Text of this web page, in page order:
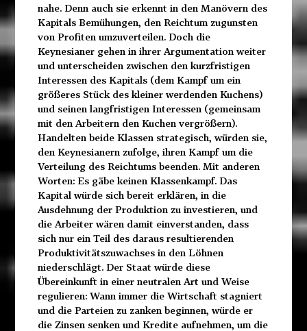
nahe. Denn auch sie erkennt in den Manövern des
Kapitals Bemühungen, den Reichtum zugunsten
von Profiten umzuverteilen. Doch die
Keynesianer gehen in ihrer Argumentation weiter
und unterscheiden zwischen den kurzfristigen
Interessen des Kapitals (dem Kampf um ein
größeres Stück des kleiner werdenden Kuchens)
und seinen langfristigen Interessen (gemeinsam
mit den Arbeitern den Kuchen vergrößern).
Handelten beide Klassen strategisch, würden sie,
den Keynesianern zufolge, ihren Kampf um die
Verteilung des Reichtums beenden. Mit anderen
Worten: Es gäbe keinen Klassenkampf. Das
Kapital würde sich bereit erklären, in die
Ausdehnung der Produktion zu investieren, und
die Arbeiter wären damit einverstanden, dass
sich nur ein Teil des daraus resultierenden
Produktivitätszuwachses in den Löhnen
niederschlägt. Der Staat würde diese
Übereinkunft in einer neutralen Art und Weise
regulieren: Wann immer die Wirtschaft stagniert
und die Parteien zu zanken beginnen, würde er
die Zinsen senken und Kredite aufnehmen, um die